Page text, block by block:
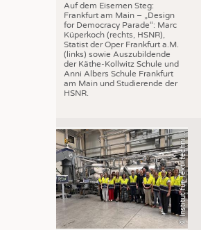
ADRESSEN & LINKS
PUBLIKATIONEN
Auf dem Eisernen Steg:
Frankfurt am Main – „Design
for Democracy Parade“: Marc
Küperkoch (rechts, HSNR),
Statist der Oper Frankfurt a.M.
(links) sowie Auszubildende
der Käthe-Kollwitz Schule und
Anni Albers Schule Frankfurt
am Main und Studierende der
HSNR.
©
I
n
s
t
i
t
u
t
f
ü
r
T
e
x
t
i
l
t
e
c
h
n
i
k
(
I
T
A
)
d
e
r
R
W
T
H
A
a
c
h
e
n
U
n
i
v
e
r
s
i
t
y